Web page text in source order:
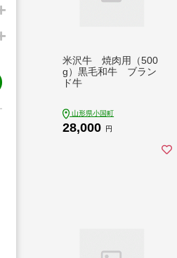
米沢牛 焼肉用（500
g）黒毛和牛 ブラン
ド牛
山形県小国町
28,000 円